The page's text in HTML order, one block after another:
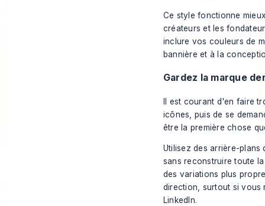
Ce style fonctionne
créateurs et les
inclure vos couleurs de
bannière et à la
Gardez la marque
Il est courant d'en faire
icônes, puis de se
être la première chose
Utilisez des arrière-plans
sans reconstruire toute
des variations plus
direction, surtout si
LinkedIn.